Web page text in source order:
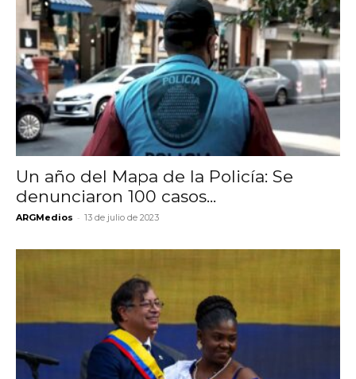
Un año del Mapa de la Policía: Se
denunciaron 100 casos...
ARGMedios - 13 de julio de 2023